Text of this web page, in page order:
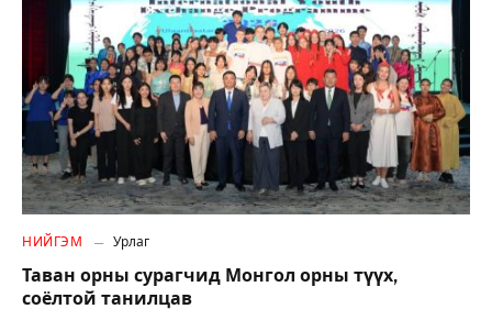
НИЙГЭМ Урлаг
Таван орны сурагчид Монгол орны түүх,
соёлтой танилцав